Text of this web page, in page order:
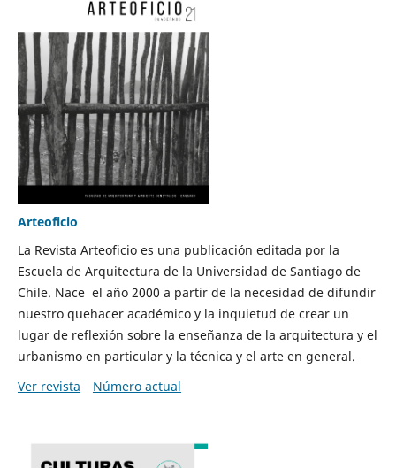
Arteoficio
La Revista Arteoficio es una publicación editada por la
Escuela de Arquitectura de la Universidad de Santiago de
Chile. Nace el año 2000 a partir de la necesidad de difundir
nuestro quehacer académico y la inquietud de crear un
lugar de reflexión sobre la enseñanza de la arquitectura y el
urbanismo en particular y la técnica y el arte en general.
Ver revista
Número actual